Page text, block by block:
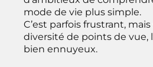
mode de vie plus simple.
C’est parfois frustrant,
diversité de points de vue,
bien ennuyeux.